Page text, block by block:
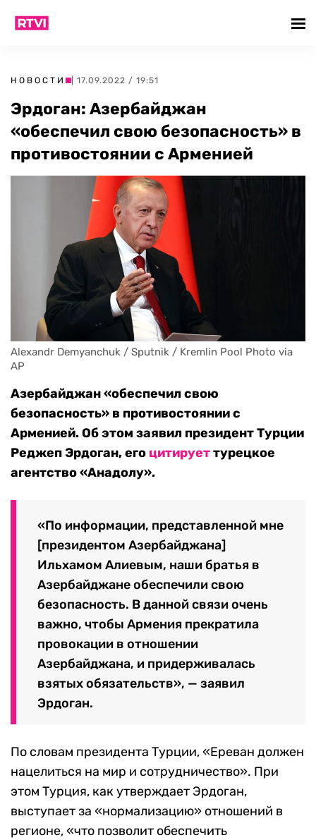
НОВОСТИ | 17.09.2022 / 19:51
Эрдоган: Азербайджан
«обеспечил свою безопасность» в
противостоянии с Арменией
Alexandr Demyanchuk / Sputnik / Kremlin Pool Photo via
AP
Азербайджан «обеспечил свою
безопасность» в противостоянии с
Арменией. Об этом заявил президент Турции
Реджеп Эрдоган, его цитируеттурецкое
агентство «Анадолу».
«По информации, представленной мне
[президентом Азербайджана]
Ильхамом Алиевым, наши братья в
Азербайджане обеспечили свою
безопасность. В данной связи очень
важно, чтобы Армения прекратила
провокации в отношении
Азербайджана, и придерживалась
взятых обязательств», — заявил
Эрдоган.
По словам президента Турции, «Ереван должен
нацелиться на мир и сотрудничество». При
этом Турция, как утверждает Эрдоган,
выступает за «нормализацию» отношений в
регионе, «что позволит обеспечить